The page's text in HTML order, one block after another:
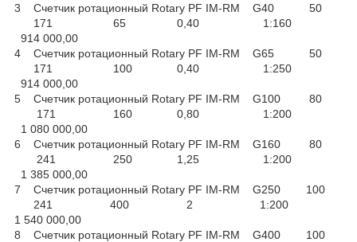
3 Счетчик ротационный Rotary PF IM-RM G40 50
171 65 0,40 1:160
914 000,00
4 Счетчик ротационный Rotary PF IM-RM G65 50
171 100 0,40 1:250
914 000,00
5 Счетчик ротационный Rotary PF IM-RM G100 80
171 160 0,80 1:200
1 080 000,00
6 Счетчик ротационный Rotary PF IM-RM G160 80
241 250 1,25 1:200
1 385 000,00
7 Счетчик ротационный Rotary PF IM-RM G250 100
241 400 2 1:200
1 540 000,00
8 Счетчик ротационный Rotary PF IM-RM G400 100